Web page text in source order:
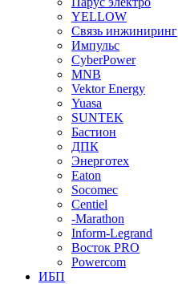
YELLOW
Связь инжиниринг
Импульс
CyberPower
MNB
Vektor Energy
Yuasa
SUNTEK
Бастион
ДПК
Энерготех
Eaton
Socomec
Centiel
-Marathon
Inform-Legrand
Восток PRO
Powercom
ИБП